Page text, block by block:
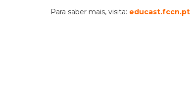
Para saber mais, visita: educast.fccn.pt